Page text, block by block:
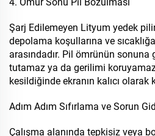
4. Ömür Sonu Pil Bozulması
Şarj Edilemeyen Lityum yedek
depolama koşullarına ve
arasındadır. Pil ömrünün sonuna
tutamaz ya da gerilimi
kesildiğinde ekranın kalıcı olarak
Adım Adım Sıfırlama ve Sorun
Çalışma alanında tepkisiz veya